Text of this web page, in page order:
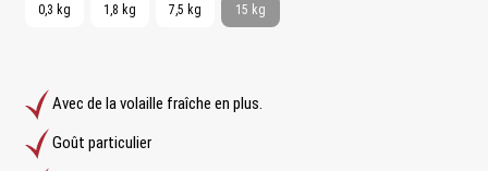
Avec de la volaille fraîche en plus.
Goût particulier
0,3 kg 1,8 kg 7,5 kg 15 kg